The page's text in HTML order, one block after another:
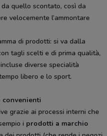
quello scontato, così da
velocemente l’ammontare
di prodotti: si va dalla
tagli scelti e di prima qualità,
diverse specialità
libero e lo sport.
grazie ai processi interni che
i prodotti a marchio